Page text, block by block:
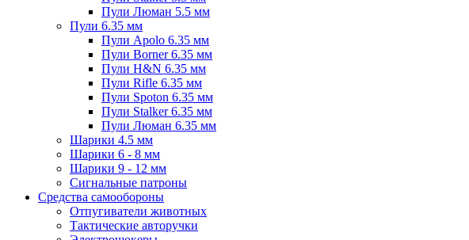
Пули Люман 5.5 мм
Пули 6.35 мм
Пули Apolo 6.35 мм
Пули Borner 6.35 мм
Пули H&N 6.35 мм
Пули Rifle 6.35 мм
Пули Spoton 6.35 мм
Пули Stalker 6.35 мм
Пули Люман 6.35 мм
Шарики 4.5 мм
Шарики 6 - 8 мм
Шарики 9 - 12 мм
Сигнальные патроны
Средства самообороны
Отпугиватели животных
Тактические авторучки